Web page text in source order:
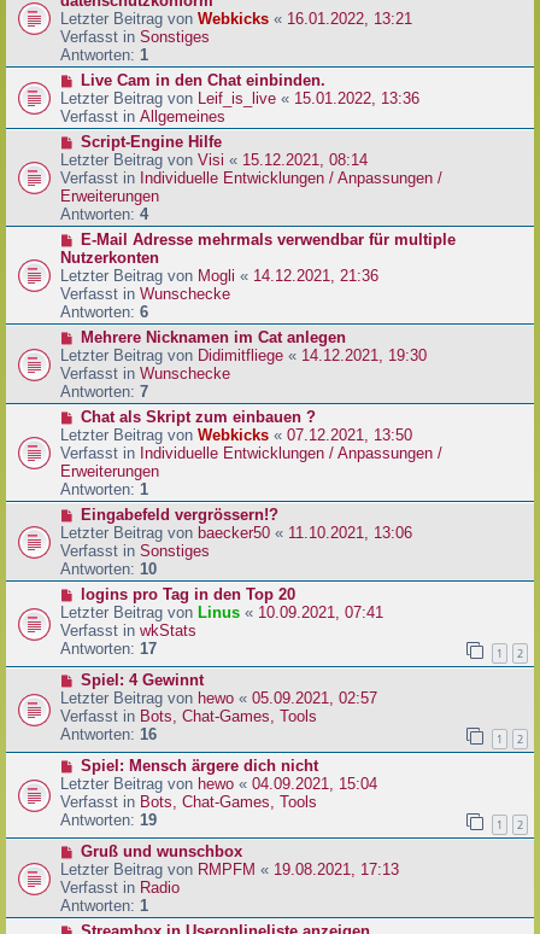
g
B
e
i
t
a
g
u
e
r
B
e
i
t
a
g
Letzter Beitrag von Webkicks « 16.01.2022, 13:21
Verfasst in Sonstiges
Antworten: 1
N
e
u
e
r
B
e
i
t
a
g
Live Cam in den Chat einbinden.
Letzter Beitrag von Leif_is_live « 15.01.2022, 13:36
Verfasst in Allgemeines
N
e
u
e
r
B
e
i
t
r
a
g
Script-Engine Hilfe
Letzter Beitrag von Visi « 15.12.2021, 08:14
Verfasst in Individuelle Entwicklungen / Anpassungen /
Erweiterungen
Antworten: 4
N
e
u
e
r
B
e
i
t
r
a
g
E-Mail Adresse mehrmals verwendbar für multiple
Nutzerkonten
Letzter Beitrag von Mogli « 14.12.2021, 21:36
Verfasst in Wunschecke
Antworten: 6
N
e
u
e
r
B
e
i
t
r
a
g
Mehrere Nicknamen im Cat anlegen
Letzter Beitrag von Didimitfliege « 14.12.2021, 19:30
Verfasst in Wunschecke
Antworten: 7
N
e
u
e
r
B
e
i
t
r
a
g
Chat als Skript zum einbauen ?
Letzter Beitrag von Webkicks « 07.12.2021, 13:50
Verfasst in Individuelle Entwicklungen / Anpassungen /
Erweiterungen
Antworten: 1
N
e
u
e
r
B
e
i
t
a
g
Eingabefeld vergrössern!?
Letzter Beitrag von baecker50 « 11.10.2021, 13:06
Verfasst in Sonstiges
Antworten: 10
N
e
u
e
r
B
e
i
t
r
a
g
logins pro Tag in den Top 20
Letzter Beitrag von Linus « 10.09.2021, 07:41
Verfasst in wkStats
Antworten: 17 1 2
N
e
u
e
r
B
e
i
t
r
a
g
Spiel: 4 Gewinnt
Letzter Beitrag von hewo « 05.09.2021, 02:57
Verfasst in Bots, Chat-Games, Tools
Antworten: 16 1 2
N
e
u
e
r
B
e
i
t
Spiel: Mensch ärgere dich nicht
Letzter Beitrag von hewo « 04.09.2021, 15:04
Verfasst in Bots, Chat-Games, Tools
Antworten: 19 1 2
N
e
u
e
r
Gruß und wunschbox
Letzter Beitrag von RMPFM « 19.08.2021, 17:13
Verfasst in Radio
Antworten: 1
N